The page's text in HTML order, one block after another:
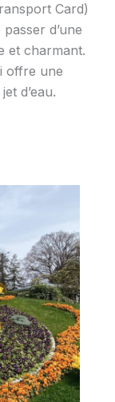
Card)
d’une
et charmant.
offre une
d’eau.